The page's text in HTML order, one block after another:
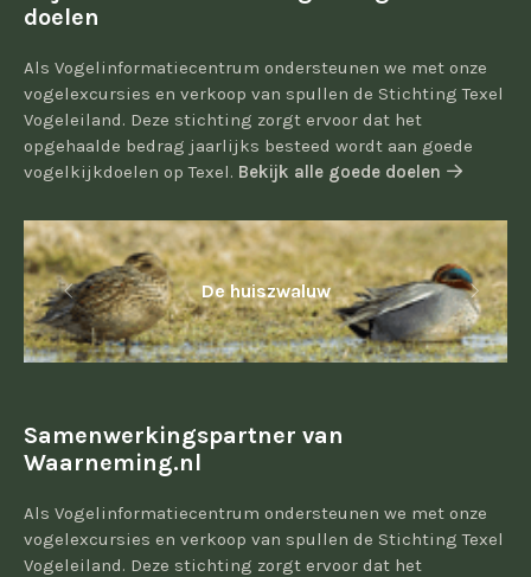
doelen
Als Vogelinformatiecentrum ondersteunen we met onze
vogelexcursies en verkoop van spullen de Stichting Texel
Vogeleiland. Deze stichting zorgt ervoor dat het
opgehaalde bedrag jaarlijks besteed wordt aan goede
vogelkijkdoelen op Texel. Bekijk alle goede doelen
De huiszwaluw
Samenwerkingspartner van
Waarneming.nl
Als Vogelinformatiecentrum ondersteunen we met onze
vogelexcursies en verkoop van spullen de Stichting Texel
Vogeleiland. Deze stichting zorgt ervoor dat het